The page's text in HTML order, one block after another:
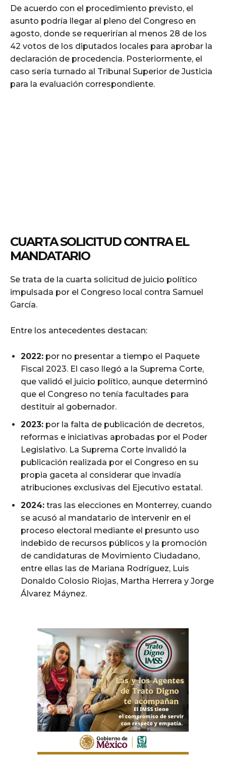
De acuerdo con el procedimiento previsto, el
asunto podría llegar al pleno del Congreso en
agosto, donde se requerirían al menos 28 de los
42 votos de los diputados locales para aprobar la
declaración de procedencia. Posteriormente, el
caso sería turnado al Tribunal Superior de Justicia
para la evaluación correspondiente.
CUARTA SOLICITUD CONTRA EL
MANDATARIO
Se trata de la cuarta solicitud de juicio político
impulsada por el Congreso local contra Samuel
García.
Entre los antecedentes destacan:
2022: por no presentar a tiempo el Paquete
Fiscal 2023. El caso llegó a la Suprema Corte,
que validó el juicio político, aunque determinó
que el Congreso no tenía facultades para
destituir al gobernador.
2023: por la falta de publicación de decretos,
reformas e iniciativas aprobadas por el Poder
Legislativo. La Suprema Corte invalidó la
publicación realizada por el Congreso en su
propia gaceta al considerar que invadía
atribuciones exclusivas del Ejecutivo estatal.
2024: tras las elecciones en Monterrey, cuando
se acusó al mandatario de intervenir en el
proceso electoral mediante el presunto uso
indebido de recursos públicos y la promoción
de candidaturas de Movimiento Ciudadano,
entre ellas las de Mariana Rodríguez, Luis
Donaldo Colosio Riojas, Martha Herrera y Jorge
Álvarez Máynez.